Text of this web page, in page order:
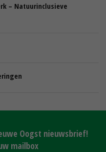
– Natuurinclusieve
Oogst nieuwsbrief!
mailbox